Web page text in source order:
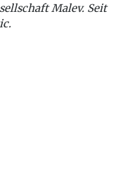
Malev. Seit